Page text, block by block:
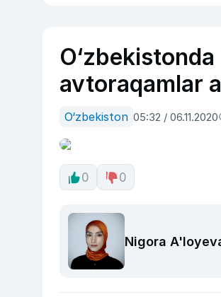
avtoraqamlar
O‘zbekiston 05:32 / 06.11.2020
0 0
Nigora